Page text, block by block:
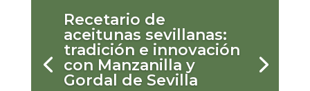
Recetario de
aceitunas sevillanas:
tradición e innovación
con Manzanilla y
Gordal de Sevilla